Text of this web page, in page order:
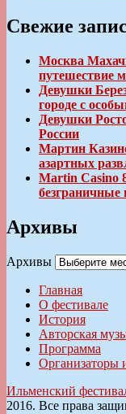
Свежие
Москва
путешествие
Девушки
городе с
Девушки
России
Мартин
азартных
Martin Casino
Архивы
Архивы
Главная
О фестивале
История
Авторская
Программа
Организаторы
Ильменский
2016. Все права